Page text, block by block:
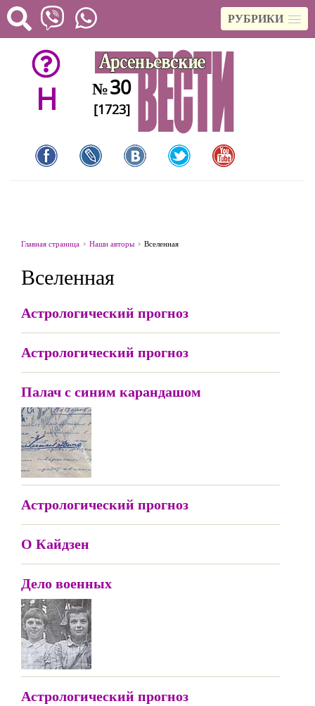
РУБРИКИ
H №30
[1723]
Главная страница Наши авторы Вселенная
Вселенная
Астрологический прогноз
Астрологический прогноз
Палач с синим карандашом
Астрологический прогноз
О Кайдзен
Дело военных
Астрологический прогноз